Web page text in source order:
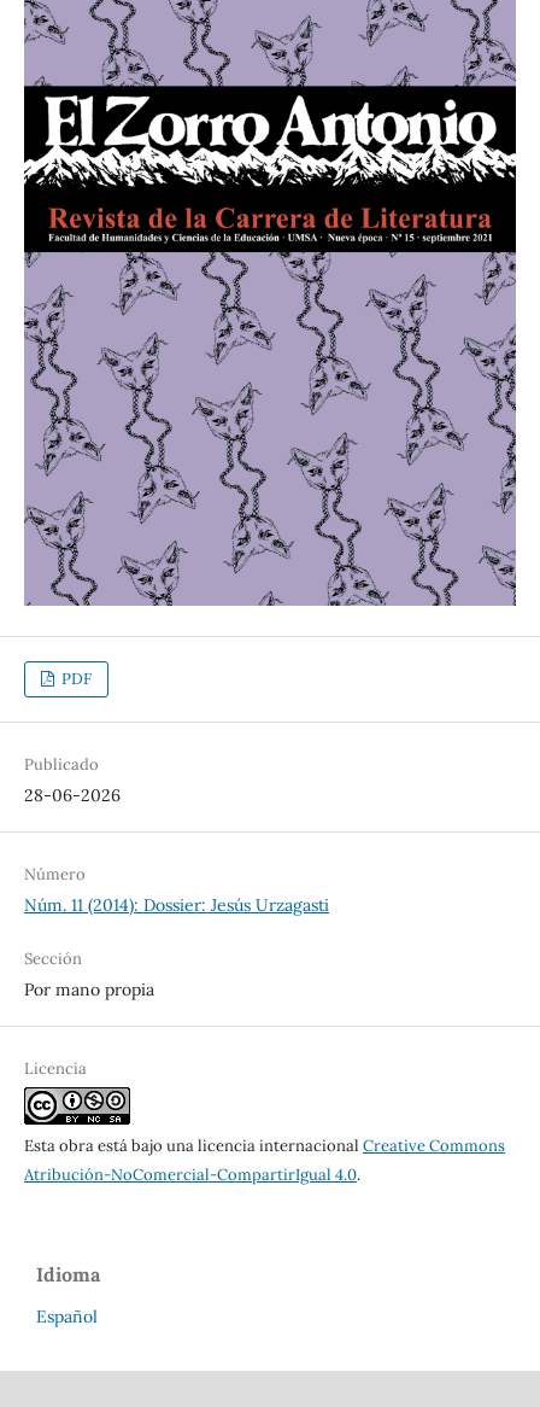
PDF
Publicado
28-06-2026
Número
Núm. 11 (2014): Dossier: Jesús Urzagasti
Sección
Por mano propia
Licencia
Esta obra está bajo una licencia internacional Creative Commons
Atribución-NoComercial-CompartirIgual 4.0.
Idioma
Español